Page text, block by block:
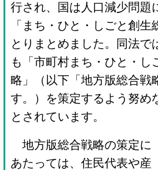
行され、国は人口減少問題
「まち・ひと・しごと創生
とりまとめました。同法で
も「市町村まち・ひと・し
略」（以下「地方版総合戦
す。）を策定するよう努め
とされています。
地方版総合戦略の策定に
あたっては、住民代表や産